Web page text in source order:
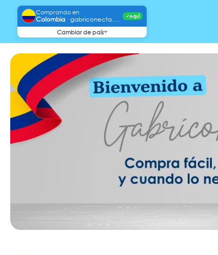
Comprando en
Colombia · gabriconecta.com✓Aquí
Cambiar de país